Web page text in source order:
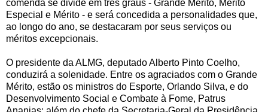
comenda se divide em três graus - Grande Mérito, Mérito
Especial e Mérito - e será concedida a personalidades que,
ao longo do ano, se destacaram por seus serviços ou
méritos excepcionais.
O presidente da ALMG, deputado Alberto Pinto Coelho,
conduzirá a solenidade. Entre os agraciados com o Grande
Mérito, estão os ministros do Esporte, Orlando Silva, e do
Desenvolvimento Social e Combate à Fome, Patrus